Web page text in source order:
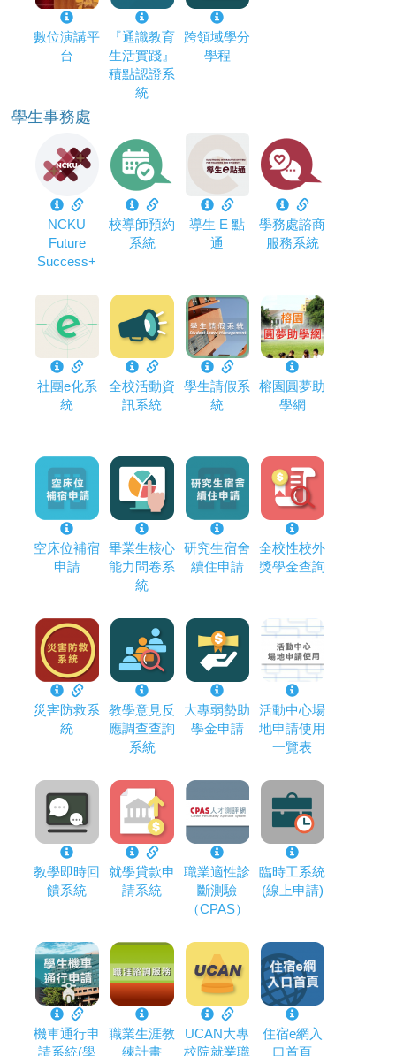
數位演講平
台
『通識教育
生活實踐』
積點認證系
統
跨領域學分
學程
學生事務處
NCKU
Future
Success+
校導師預約
系統
導生 E 點
通
學務處諮商
服務系統
社團e化系
統
全校活動資
訊系統
學生請假系
統
榕園圓夢助
學網
空床位補宿
申請
畢業生核心
能力問卷系
統
研究生宿舍
續住申請
全校性校外
獎學金查詢
災害防救系
統
教學意見反
應調查查詢
系統
大專弱勢助
學金申請
活動中心場
地申請使用
一覽表
教學即時回
饋系統
就學貸款申
請系統
職業適性診
斷測驗
（CPAS）
臨時工系統
(線上申請)
機車通行申
請系統(學
職業生涯教
練計畫
UCAN大專
校院就業職
住宿e網入
口首頁